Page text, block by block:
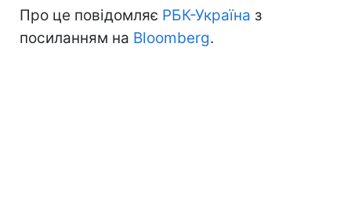
Про це повідомляє РБК-Україна з
посиланням на Bloomberg.